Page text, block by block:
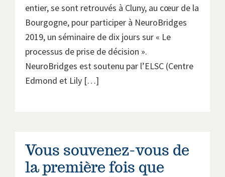
entier, se sont retrouvés à Cluny, au cœur de la
Bourgogne, pour participer à NeuroBridges
2019, un séminaire de dix jours sur « Le
processus de prise de décision ».
NeuroBridges est soutenu par l’ELSC (Centre
Edmond et Lily […]
Vous souvenez-vous de
la première fois que